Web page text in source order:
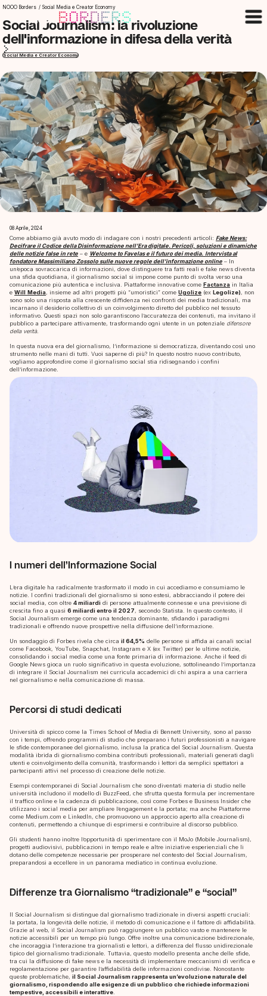
NOOO Borders / Social Media e Creator Economy
Social Journalism: la rivoluzione
dell'informazione in difesa della verità
Social Media e Creator Economy
08 Aprile, 2024
Come abbiamo già avuto modo di indagare con i nostri precedenti articoli: Fake News:
Decifrare il Codice della Disinformazione nell’Era digitale. Pericoli, soluzioni e dinamiche
delle notizie false in rete – e Welcome to Favelas e il futuro dei media. Intervista al
fondatore Massimiliano Zossolo sulle nuove regole dell’informazione online – In
un’epoca sovraccarica di informazioni, dove distinguere tra fatti reali e fake news diventa
una sfida quotidiana, il giornalismo social si impone come punto di svolta verso una
comunicazione più autentica e inclusiva. Piattaforme innovative comeFactanza in Italia
eWill Media, insieme ad altri progetti più “umoristici” comeUgolize (exLegolize), non
sono solo una risposta alla crescente diffidenza nei confronti dei media tradizionali, ma
incarnano il desiderio collettivo di un coinvolgimento diretto del pubblico nel tessuto
informativo. Questi spazi non solo garantiscono l’accuratezza dei contenuti, ma invitano il
pubblico a partecipare attivamente, trasformando ogni utente in un potenziale difensore
della verità.
In questa nuova era del giornalismo, l’informazione si democratizza, diventando così uno
strumento nelle mani di tutti. Vuoi saperne di più? In questo nostro nuovo contributo,
vogliamo approfondire come il giornalismo social stia ridisegnando i confini
dell’informazione.
I numeri dell’Informazione Social
L’era digitale ha radicalmente trasformato il modo in cui accediamo e consumiamo le
notizie. I confini tradizionali del giornalismo si sono estesi, abbracciando il potere dei
social media, con oltre4 miliardi di persone attualmente connesse e una previsione di
crescita fino a quasi6 miliardi entro il 2027, secondo Statista. In questo contesto, il
Social Journalism emerge come una tendenza dominante, sfidando i paradigmi
tradizionali e offrendo nuove prospettive nella diffusione dell’informazione.
Un sondaggio di Forbes rivela che circail 64,5% delle persone si affida ai canali social
come Facebook, YouTube, Snapchat, Instagram e X (ex Twitter) per le ultime notizie,
consolidando i social media come una fonte primaria di informazione. Anche il feed di
Google News gioca un ruolo significativo in questa evoluzione, sottolineando l’importanza
di integrare il Social Journalism nei curricula accademici di chi aspira a una carriera
nel giornalismo e nella comunicazione di massa.
Percorsi di studi dedicati
Università di spicco come la Times School of Media di Bennett University, sono al passo
con i tempi, offrendo programmi di studio che preparano i futuri professionisti a navigare
le sfide contemporanee del giornalismo, inclusa la pratica del Social Journalism. Questa
modalità ibrida di giornalismo combina contributi professionali, materiali generati dagli
utenti e coinvolgimento della comunità, trasformando i lettori da semplici spettatori a
partecipanti attivi nel processo di creazione delle notizie.
Esempi contemporanei di Social Journalism che sono diventati materia di studio nelle
università includono il modello di BuzzFeed, che sfrutta questa formula per incrementare
il traffico online e la cadenza di pubblicazione, così come Forbes e Business Insider che
utilizzano i social media per ampliare l’engagement e la portata; ma anche Piattaforme
come Medium.com e LinkedIn, che promuovono un approccio aperto alla creazione di
contenuti, permettendo a chiunque di esprimersi e contribuire al discorso pubblico.
Gli studenti hanno inoltre l’opportunità di sperimentare con il MoJo (Mobile Journalism),
progetti audiovisivi, pubblicazioni in tempo reale e altre iniziative esperienziali che li
dotano delle competenze necessarie per prosperare nel contesto del Social Journalism,
preparandosi a eccellere in un panorama mediatico in continua evoluzione.
Differenze tra Giornalismo “tradizionale” e “social”
Il Social Journalism si distingue dal giornalismo tradizionale in diversi aspetti cruciali:
la portata, la longevità delle notizie, il metodo di comunicazione e il fattore di affidabilità.
Grazie al web, il Social Journalism può raggiungere un pubblico vasto e mantenere le
notizie accessibili per un tempo più lungo. Offre inoltre una comunicazione bidirezionale,
che incoraggia l’interazione tra giornalisti e lettori, a differenza del flusso unidirezionale
tipico del giornalismo tradizionale. Tuttavia, questo modello presenta anche delle sfide,
tra cui la diffusione di fake news e la necessità di implementare meccanismi di verifica e
regolamentazione per garantire l’affidabilità delle informazioni condivise. Nonostante
queste problematiche,il Social Journalism rappresenta un’evoluzione naturale del
giornalismo, rispondendo alle esigenze di un pubblico che richiede informazioni
tempestive, accessibili e interattive